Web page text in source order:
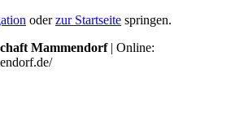
oderzur Startseite springen.
Mammendorf| Online: